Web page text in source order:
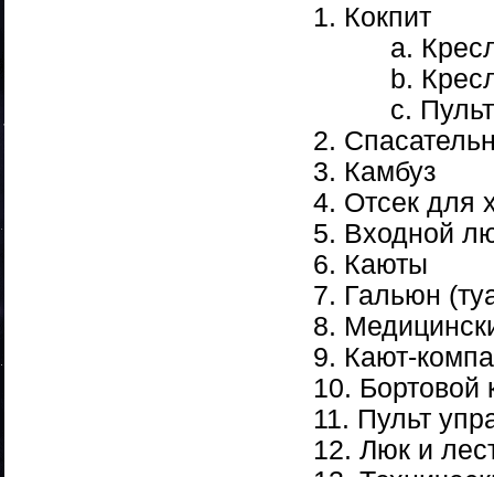
1. Кокпит
a. Кресло
b. Кресло
c. Пульт
2.
3. Камбуз
4. Отсек для
5. Входной
6. Каюты
7. Гальюн
8.
9. Кают-
10. Бортовой
11. Пульт
12. Люк и